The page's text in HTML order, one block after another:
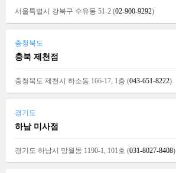
서울특별시 강북구 수유동 51-2 (02-900-9292)
충청북도
충북 제천점
충청북도 제천시 하소동 166-17, 1층 (043-651-8222)
경기도
하남 미사점
경기도 하남시 망월동 1190-1, 101호 (031-8027-8408)